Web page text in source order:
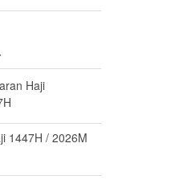
Haji
1447H / 2026M